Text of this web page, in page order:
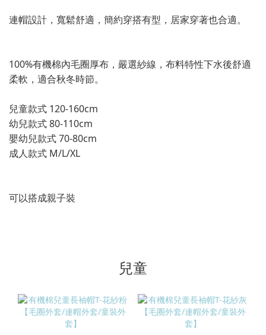
連帽設計，寬鬆舒適，簡約穿搭有型，居家穿著也合適。
100%有機棉內毛圈厚布，嚴選紗線，布料特性下水後舒適
柔軟，適合秋冬時節。
兒童款式 120-160cm
幼兒款式 80-110cm
嬰幼兒款式 70-80cm
成人款式 M/L/XL
可以搭成親子裝
兒童